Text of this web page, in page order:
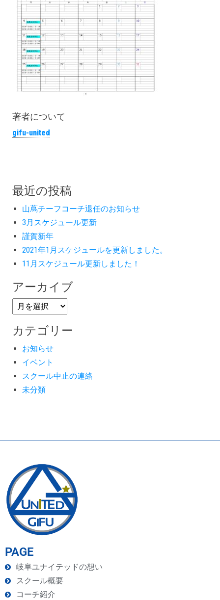
著者について
gifu-united
最近の投稿
山蔦チーフコーチ退任のお知らせ
3月スケジュール更新
謹賀新年
2021年1月スケジュールを更新しました。
11月スケジュール更新しました！
アーカイブ
カテゴリー
お知らせ
イベント
スクール中止の連絡
未分類
PAGE
岐阜ユナイテッドの想い
スクール概要
コーチ紹介